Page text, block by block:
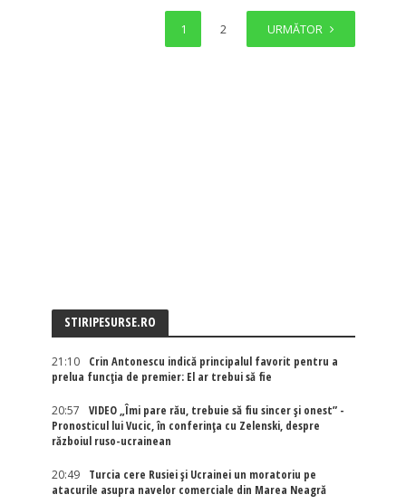
1 2 URMĂTOR
STIRIPESURSE.RO
21:10
Crin Antonescu indică principalul favorit pentru a
prelua funcția de premier: El ar trebui să fie
20:57
VIDEO „Îmi pare rău, trebuie să fiu sincer și onest” -
Pronosticul lui Vucic, în conferința cu Zelenski, despre
războiul ruso-ucrainean
20:49
Turcia cere Rusiei și Ucrainei un moratoriu pe
atacurile asupra navelor comerciale din Marea Neagră